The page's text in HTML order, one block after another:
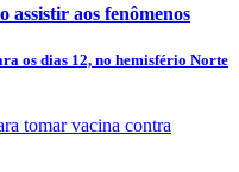
assistir aos fenômenos
os dias 12, no hemisfério Norte